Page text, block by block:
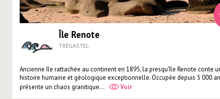
Île Renote
TRÉGASTEL
Ancienne île rattachée au continent en 1895, la presqu’île Renote conte
histoire humaine et géologique exceptionnelle. Occupée depuis 5 000
présente un chaos granitique...
Voir